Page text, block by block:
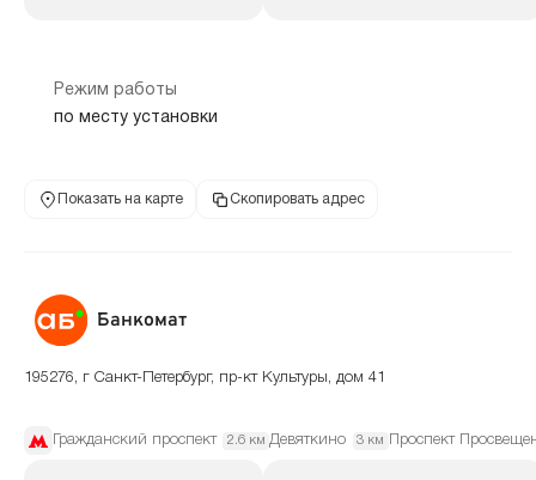
Режим работы
по месту установки
Показать на карте Скопировать адрес
Банкомат
195276, г Санкт-Петербург, пр-кт Культуры, дом 41
Гражданский проспект 2.6 км Девяткино 3 км Проспект